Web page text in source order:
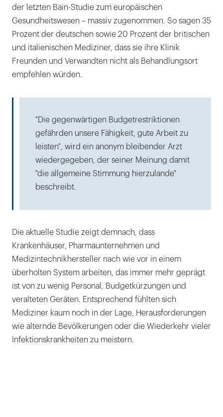
der letzten Bain-Studie zum europäischen
Gesundheitswesen – massiv zugenommen. So sagen 35
Prozent der deutschen sowie 20 Prozent der britischen
und italienischen Mediziner, dass sie ihre Klinik
Freunden und Verwandten nicht als Behandlungsort
empfehlen würden.
"Die gegenwärtigen Budgetrestriktionen
gefährden unsere Fähigkeit, gute Arbeit zu
leisten", wird ein anonym bleibender Arzt
wiedergegeben, der seiner Meinung damit
"die allgemeine Stimmung hierzulande"
beschreibt.
Die aktuelle Studie zeigt demnach, dass
Krankenhäuser, Pharmaunternehmen und
Medizintechnikhersteller nach wie vor in einem
überholten System arbeiten, das immer mehr geprägt
ist von zu wenig Personal, Budgetkürzungen und
veralteten Geräten. Entsprechend fühlten sich
Mediziner kaum noch in der Lage, Herausforderungen
wie alternde Bevölkerungen oder die Wiederkehr vieler
Infektionskrankheiten zu meistern.